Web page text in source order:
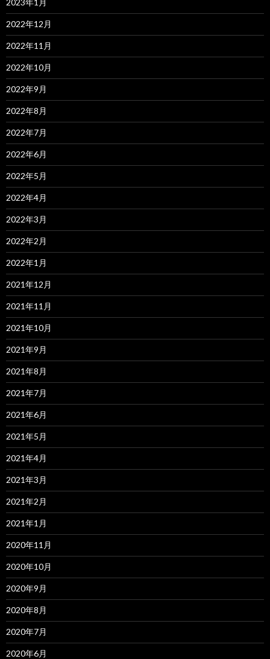
2023年1月
2022年12月
2022年11月
2022年10月
2022年9月
2022年8月
2022年7月
2022年6月
2022年5月
2022年4月
2022年3月
2022年2月
2022年1月
2021年12月
2021年11月
2021年10月
2021年9月
2021年8月
2021年7月
2021年6月
2021年5月
2021年4月
2021年3月
2021年2月
2021年1月
2020年11月
2020年10月
2020年9月
2020年8月
2020年7月
2020年6月